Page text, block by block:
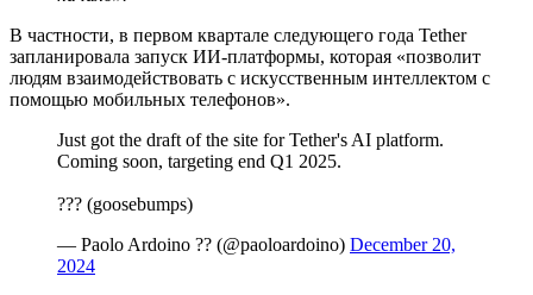
В частности, в первом квартале следующего года Tether
запланировала запуск ИИ-платформы, которая «позволит
людям взаимодействовать с искусственным интеллектом с
помощью мобильных телефонов».
Just got the draft of the site for Tether's AI platform.
Coming soon, targeting end Q1 2025.
??? (goosebumps)
— Paolo Ardoino ?? (@paoloardoino) December 20,
2024